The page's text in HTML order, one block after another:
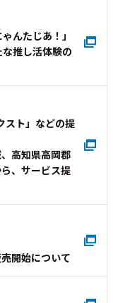
んたじあ！」
推し活体験の
スト」などの提
高知県高岡郡
、サービス提
開始について